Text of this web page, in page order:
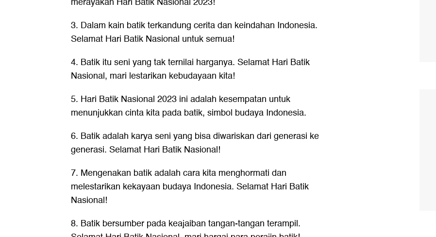
3. Dalam kain batik terkandung cerita dan keindahan Indonesia.
Selamat Hari Batik Nasional untuk semua!
4. Batik itu seni yang tak ternilai harganya. Selamat Hari Batik
Nasional, mari lestarikan kebudayaan kita!
5. Hari Batik Nasional 2023 ini adalah kesempatan untuk
menunjukkan cinta kita pada batik, simbol budaya Indonesia.
6. Batik adalah karya seni yang bisa diwariskan dari generasi ke
generasi. Selamat Hari Batik Nasional!
7. Mengenakan batik adalah cara kita menghormati dan
melestarikan kekayaan budaya Indonesia. Selamat Hari Batik
Nasional!
8. Batik bersumber pada keajaiban tangan-tangan terampil.